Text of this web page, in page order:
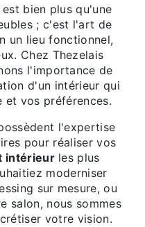
est bien plus qu'une
; c'est l'art de
un lieu fonctionnel,
Chez Thezelais
l'importance de
d'un intérieur qui
vos préférences.
l'expertise
pour réaliser vos
intérieurles plus
moderniser
sur mesure, ou
salon, nous sommes
votre vision.